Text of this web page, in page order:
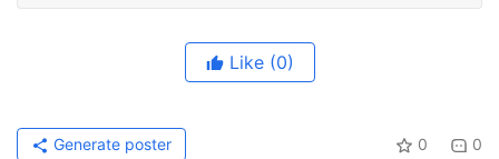
Like (0)
0 0
Generate poster